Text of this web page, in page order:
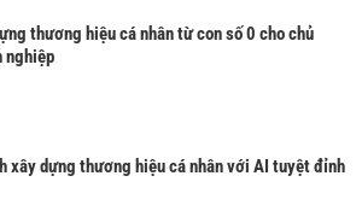
thương hiệu cá nhân từ con số 0 cho chủ
nghiệp
xây dựng thương hiệu cá nhân với AI tuyệt đỉnh